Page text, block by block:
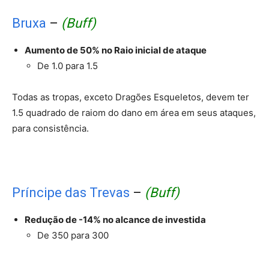
Bruxa – (Buff)
Aumento de 50% no Raio inicial de ataque
De 1.0 para 1.5
Todas as tropas, exceto Dragões Esqueletos, devem ter
1.5 quadrado de raiom do dano em área em seus ataques,
para consistência.
Príncipe das Trevas – (Buff)
Redução de -14% no alcance de investida
De 350 para 300